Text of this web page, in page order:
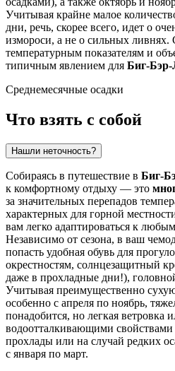
Учитывая крайне малое
дни, речь, скорее всего, идет о
измороси, а не о сильных ливнях.
температурным показателям и
типичным явлением для Биг-
Среднемесячные осадки
Что взять с собой
Нашли неточность?
Собираясь в путешествие в Биг-
к комфортному отдыху — это
за значительных перепадов
характерных для горной
вам легко адаптироваться к
Независимо от сезона, в ваш
попасть удобная обувь для
окрестностям, солнцезащитный
даже в прохладные дни!),
Учитывая преимущественно
особенно с апреля по ноябрь,
понадобится, но легкая ветровка
водоотталкивающими свойствами
прохлады или на случай редких
с января по март.